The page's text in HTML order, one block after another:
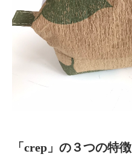
「crep」の３つの特徴